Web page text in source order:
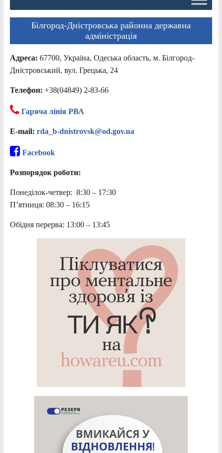
Білгород-Дністровська районна державна
адміністрація
Адреса: 67700, Україна, Одеська область, м. Білгород-
Дністровський, вул. Грецька, 24
Телефон: +38(04849) 2-83-66
Гаряча лінія РВА
E-mail: rda_b-dnistrovsk@od.gov.ua
Facebook
Розпорядок роботи:
Понеділок-четвер: 8:30 – 17:30
П’ятниця: 08:30 – 16:15
Обідня перерва: 13:00 – 13:45